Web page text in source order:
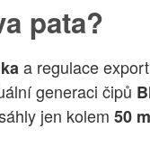
pata?
a regulace
generaci čipů
jen kolem 50